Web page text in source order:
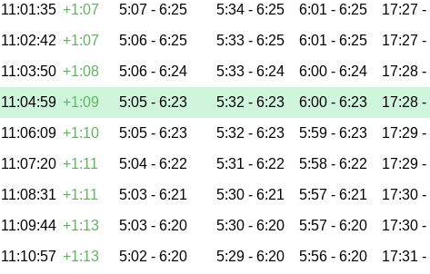
11:01:35 +1:07 5:07 - 6:25 5:34 - 6:25 6:01 - 6:25 17:27 -
11:02:42 +1:07 5:06 - 6:25 5:33 - 6:25 6:01 - 6:25 17:27 -
11:03:50 +1:08 5:06 - 6:24 5:33 - 6:24 6:00 - 6:24 17:28 -
11:04:59 +1:09 5:05 - 6:23 5:32 - 6:23 6:00 - 6:23 17:28 -
11:06:09 +1:10 5:05 - 6:23 5:32 - 6:23 5:59 - 6:23 17:29 -
11:07:20 +1:11 5:04 - 6:22 5:31 - 6:22 5:58 - 6:22 17:29 -
11:08:31 +1:11 5:03 - 6:21 5:30 - 6:21 5:57 - 6:21 17:30 -
11:09:44 +1:13 5:03 - 6:20 5:30 - 6:20 5:57 - 6:20 17:30 -
11:10:57 +1:13 5:02 - 6:20 5:29 - 6:20 5:56 - 6:20 17:31 -